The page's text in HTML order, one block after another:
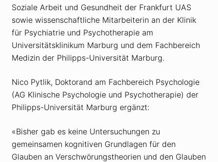
Soziale Arbeit und Gesundheit der Frankfurt UAS
sowie wissenschaftliche Mitarbeiterin an der Klinik
für Psychiatrie und Psychotherapie am
Universitätsklinikum Marburg und dem Fachbereich
Medizin der Philipps-Universität Marburg.
Nico Pytlik, Doktorand am Fachbereich Psychologie
(AG Klinische Psychologie und Psychotherapie) der
Philipps-Universität Marburg ergänzt:
«Bisher gab es keine Untersuchungen zu
gemeinsamen kognitiven Grundlagen für den
Glauben an Verschwörungstheorien und den Glauben